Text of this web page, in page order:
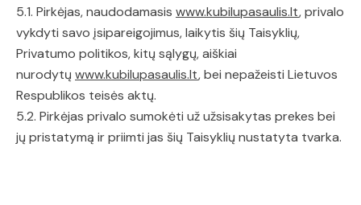
5.1. Pirkėjas, naudodamasis www.kubilupasaulis.lt, privalo
vykdyti savo įsipareigojimus, laikytis šių Taisyklių,
Privatumo politikos, kitų sąlygų, aiškiai
nurodytų www.kubilupasaulis.lt, bei nepažeisti Lietuvos
Respublikos teisės aktų.
5.2. Pirkėjas privalo sumokėti už užsisakytas prekes bei
jų pristatymą ir priimti jas šių Taisyklių nustatyta tvarka.